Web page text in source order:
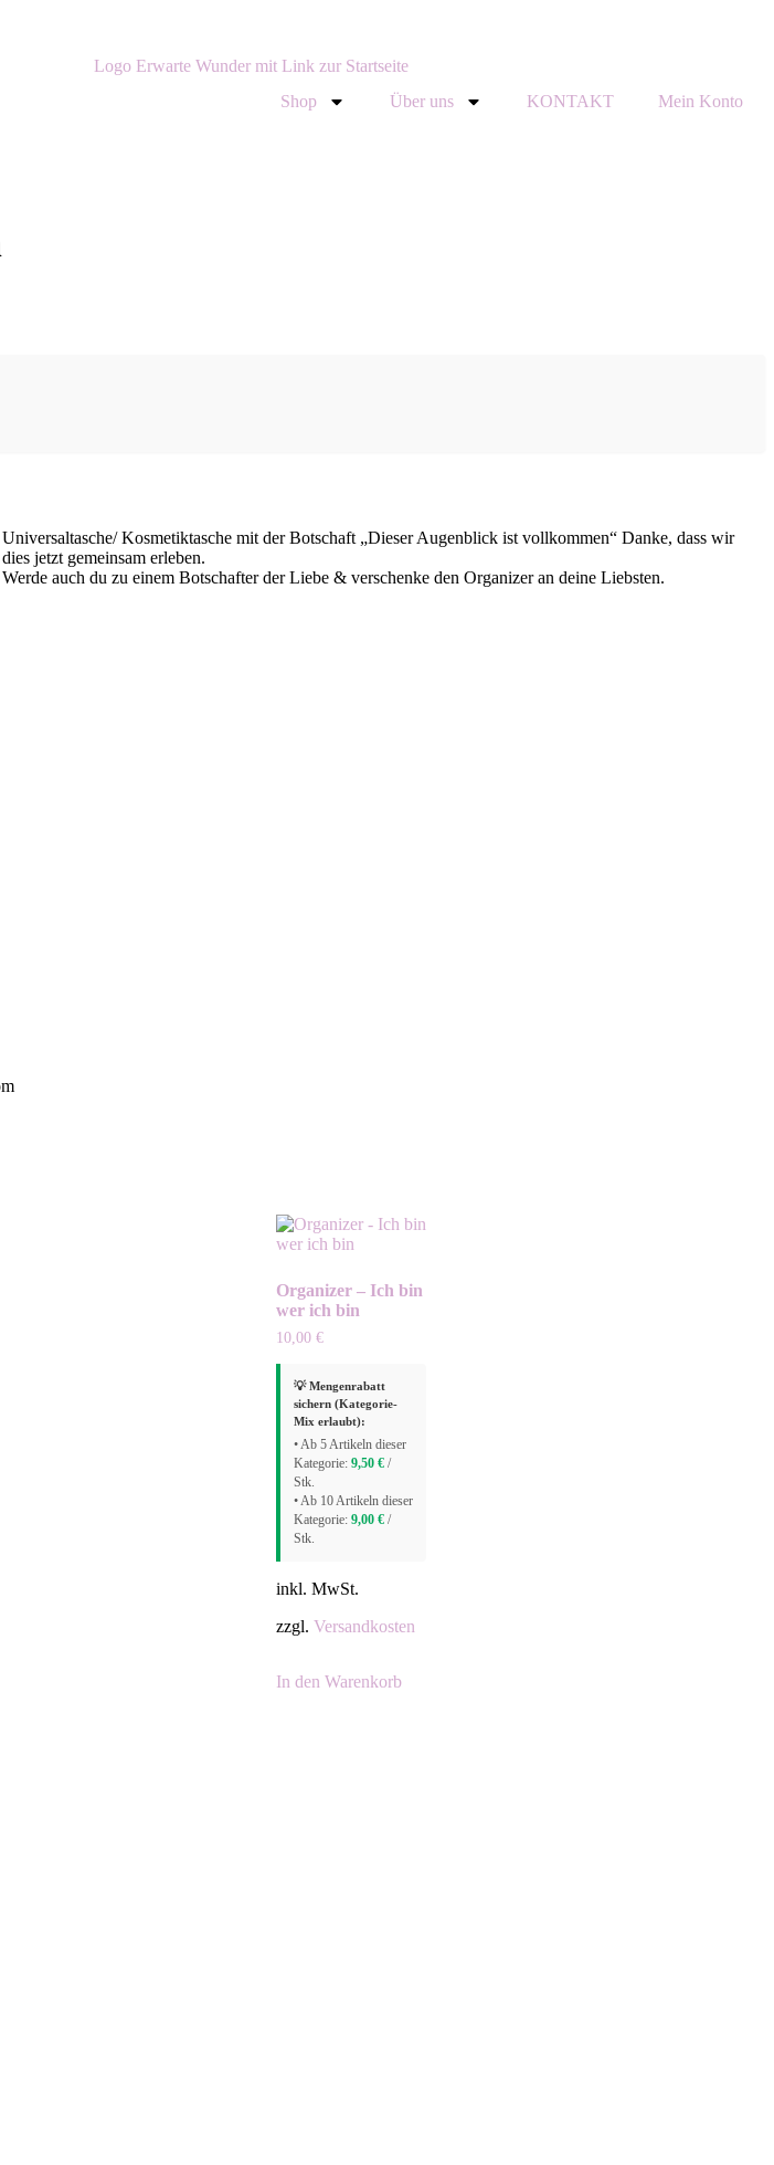
Shop Über uns KONTAKT Mein Konto
Universaltasche/ Kosmetiktasche mit der Botschaft „Dieser Augenblick ist vollkommen“ Danke, dass wir
dies jetzt gemeinsam erleben.
Werde auch du zu einem Botschafter der Liebe & verschenke den Organizer an deine Liebsten.
Organizer – Ich bin
wer ich bin
10,00€
💡 Mengenrabatt
sichern (Kategorie-
Mix erlaubt):
• Ab 5 Artikeln dieser
Kategorie:9,50€ /
Stk.
• Ab 10 Artikeln dieser
Kategorie:9,00€ /
Stk.
inkl. MwSt.
zzgl.Versandkosten
In den Warenkorb